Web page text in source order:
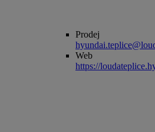
Prodej
Web
https://